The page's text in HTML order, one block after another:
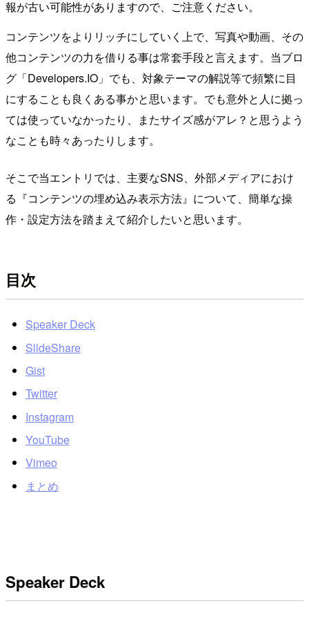
報が古い可能性がありますので、ご注意ください。
コンテンツをよりリッチにしていく上で、写真や動画、その
他コンテンツの力を借りる事は常套手段と言えます。当ブロ
グ「Developers.IO」でも、対象テーマの解説等で頻繁に目
にすることも良くある事かと思います。でも意外と人に拠っ
ては使っていなかったり、またサイズ感がアレ？と思うよう
なことも時々あったりします。
そこで当エントリでは、主要なSNS、外部メディアにおけ
る『コンテンツの埋め込み表示方法』について、簡単な操
作・設定方法を踏まえて紹介したいと思います。
目次
Speaker Deck
SlideShare
Gist
Twitter
Instagram
YouTube
Vimeo
まとめ
Speaker Deck